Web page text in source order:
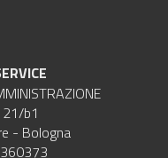
b1
- Bologna